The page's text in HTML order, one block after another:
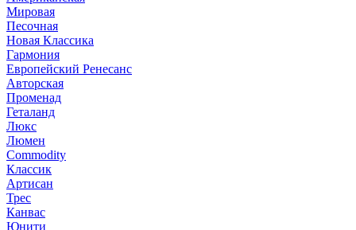
Мировая
Песочная
Новая Классика
Гармония
Европейский Ренесанс
Авторская
Променад
Геталанд
Люкс
Люмен
Commodity
Классик
Артисан
Трес
Канвас
Юнити